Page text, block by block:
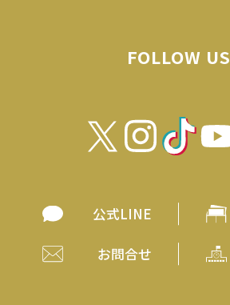
FOLLOW US
公式LINE
お問合せ